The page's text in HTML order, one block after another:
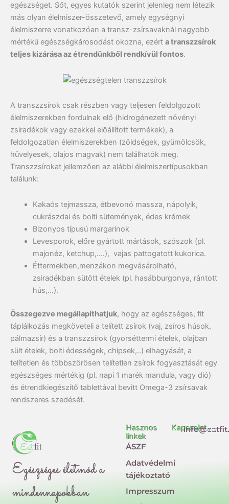
egészséget. Sőt, egyes kutatók szerint jelenleg nem létezik
más olyan élelmiszer-összetevő, amely egységnyi
élelmiszerre vonatkozóan a transz-zsírsavaknál nagyobb
mértékű egészségkárosodást okozna, ezért a transzzsírok
teljes kizárása az étrendünkből rendkívül fontos.
A transzzsírok csak részben vagy teljesen feldolgozott
élelmiszerekben fordulnak elő (hidrogénezett növényi
zsiradékok vagy ezekkel előállított termékek), a
feldolgozatlan élelmiszerekben (zöldségek, gyümölcsök,
hüvelyesek, olajos magvak) nem találhatók meg.
Transzzsírokat jellemzően az alábbi élelmiszertípusokban
találunk:
Kakaós tejmassza, étbevonó massza, nápolyik,
cukrászdai és bolti sütemények, édes krémek
Bizonyos típusú margarinok
Levesporok, előre gyártott mártások, szószok (pl.
majonéz, ketchup,….), vajas pattogatott kukorica.
Éttermekben,menzákon megvásárolható,
zsiradékban sütött ételek (pl. hasábburgonya, rántott
hús,…).
Összegezve megállapíthatjuk, hogy az egészséges, fit
táplálkozás megköveteli a telített zsírok (vaj, zsíros húsok,
pálmazsír) és a transzzsírok (gyorséttermi ételek, olajban
sült ételek, bolti édességek, chipsek,..) elhagyását, a
telítetlen és többszörösen telítetlen zsírok fogyasztását egy
egészséges mértékig (pl. napi 1 marék mandula, vagy dió)
és étrendkiegészítő tablettával bevitt Omega-3 zsírsavak
rendszeres szedését.
Egészséges életmód a
mindennapokban
Hasznos
linkek
ÁSZF
Adatvédelmi
tájékoztató
Impresszum
Kapcsolat